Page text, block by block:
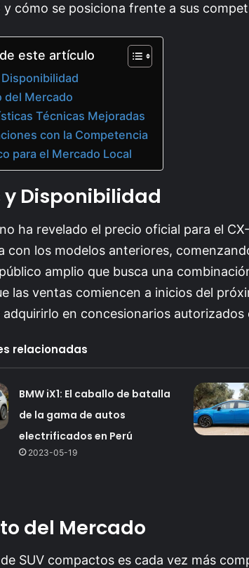
y cómo se posiciona frente a sus
este artículo
del Mercado
Técnicas Mejoradas
con la Competencia
para el Mercado Local
y Disponibilidad
ha revelado el precio oficial para el
con los modelos anteriores,
amplio que busca una
las ventas comiencen a inicios del
en concesionarios autorizados
relacionadas
BMW iX1: El caballo de batalla
de la gama de autos
electrificados en Perú
2023-05-19
del Mercado
SUV compactos es cada vez más